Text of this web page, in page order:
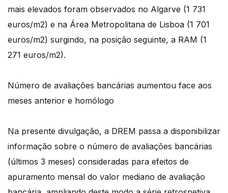
mais elevados foram observados no Algarve (1 731
euros/m2) e na Área Metropolitana de Lisboa (1 701
euros/m2) surgindo, na posição seguinte, a RAM (1
271 euros/m2).
Número de avaliações bancárias aumentou face aos
meses anterior e homólogo
Na presente divulgação, a DREM passa a disponibilizar
informação sobre o número de avaliações bancárias
(últimos 3 meses) consideradas para efeitos de
apuramento mensal do valor mediano de avaliação